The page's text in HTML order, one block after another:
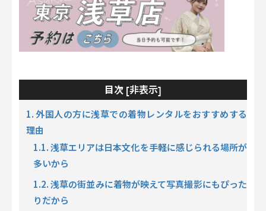
目次 [非表示]
1. 外国人の方に浅草での着物レンタルをおすすめする
理由
1.1. 浅草エリアは日本文化を手軽に感じられる場所が
多いから
1.2. 浅草の街並みに着物が映えて写真撮影にもぴった
りだから